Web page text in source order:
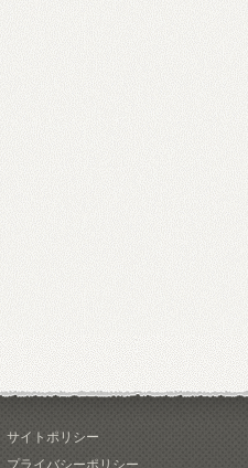
サイトポリシー
プライバシーポリシー